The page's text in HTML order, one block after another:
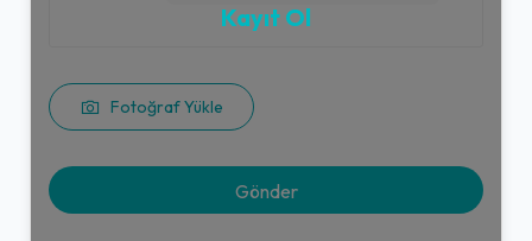
Fotoğraf Yükle
Kayıt Ol